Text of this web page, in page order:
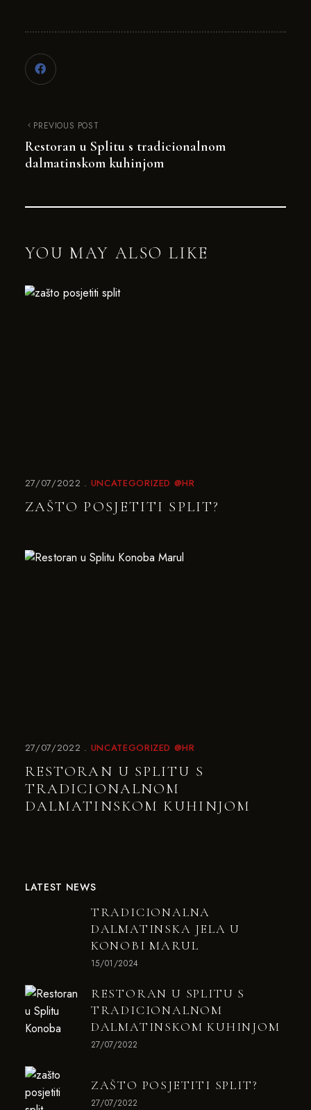
PREVIOUS POST
Restoran u Splitu s tradicionalnom
dalmatinskom kuhinjom
YOU MAY ALSO LIKE
27/07/2022 UNCATEGORIZED @HR
ZAŠTO POSJETITI SPLIT?
27/07/2022 UNCATEGORIZED @HR
RESTORAN U SPLITU S
TRADICIONALNOM
DALMATINSKOM KUHINJOM
LATEST NEWS
TRADICIONALNA
DALMATINSKA JELA U
KONOBI MARUL
15/01/2024
RESTORAN U SPLITU S
TRADICIONALNOM
DALMATINSKOM KUHINJOM
27/07/2022
ZAŠTO POSJETITI SPLIT?
27/07/2022